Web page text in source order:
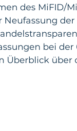
des MiFID/
Neufassung
bei
Überblick über